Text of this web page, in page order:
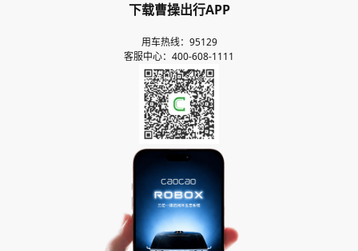
下载曹操出行APP
用车热线：95129
客服中心：400-608-1111